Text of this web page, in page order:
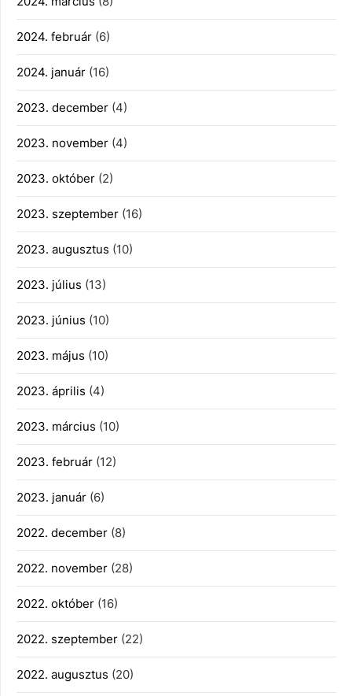
2024. február (6)
2024. január (16)
2023. december (4)
2023. november (4)
2023. október (2)
2023. szeptember (16)
2023. augusztus (10)
2023. július (13)
2023. június (10)
2023. május (10)
2023. április (4)
2023. március (10)
2023. február (12)
2023. január (6)
2022. december (8)
2022. november (28)
2022. október (16)
2022. szeptember (22)
2022. augusztus (20)